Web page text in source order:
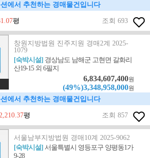
에서 추천하는 경매물건입니다
평 조회 693
창원지방법원 진주지원 경매2계 2025-
1079
[숙박시설] 경상남도 남해군 고현면 갈화리
산19-15 외 6필지
6,834,607,400원
(49%)3,348,958,000원
에서 추천하는 경매물건입니다
2,210.37평 조회 857
서울남부지방법원 경매10계 2025-9062
[숙박시설]서울특별시 영등포구 양평동1가
9-28